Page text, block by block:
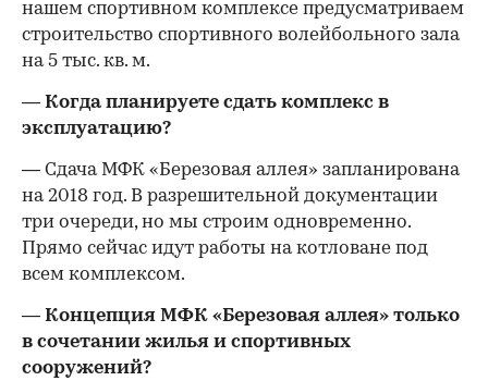
нашем спортивном комплексе предусматриваем
строительство спортивного волейбольного зала
на 5 тыс. кв. м.
— Когда планируете сдать комплекс в
эксплуатацию?
— Сдача МФК «Березовая аллея» запланирована
на 2018 год. В разрешительной документации
три очереди, но мы строим одновременно.
Прямо сейчас идут работы на котловане под
всем комплексом.
— Концепция МФК «Березовая аллея» только
в сочетании жилья и спортивных
сооружений?